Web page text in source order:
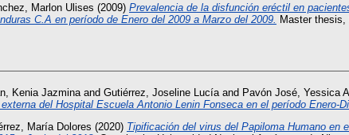
Marlon Ulises (2009) Prevalencia de la disfunción eréctil en
C.A en período de Enero del 2009 a Marzo del 2009. Master thesis,
Kenia Jazmina and Gutiérrez, Joseline Lucía and Pavón José, Yessica
del Hospital Escuela Antonio Lenin Fonseca en el período Enero-
María Dolores (2020) Tipificación del virus del Papiloma Humano en